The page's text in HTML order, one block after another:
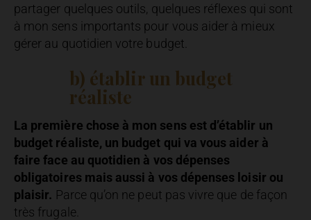
partager quelques outils, quelques réflexes qui sont
à mon sens importants pour vous aider à mieux
gérer au quotidien votre budget.
b) établir un budget
réaliste
La première chose à mon sens est d’établir un
budget réaliste, un budget qui va vous aider à
faire face au quotidien à vos dépenses
obligatoires mais aussi à vos dépenses loisir ou
plaisir. Parce qu’on ne peut pas vivre que de façon
très frugale.